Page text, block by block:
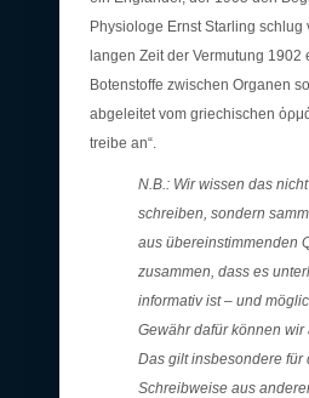
Physiologe Ernst Starling schlug
langen Zeit der Vermutung 1902
Botenstoffe zwischen Organen
abgeleitet vom griechischen
treibe an“.
N.B.: Wir wissen das
schreiben, sondern
aus übereinstimmenden
zusammen, dass es
informativ ist – und
Gewähr dafür können wir
Das gilt insbesondere für
Schreibweise aus